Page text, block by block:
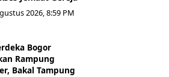
2026, 8:59 PM
Bogor
Rampung
Bakal Tampung